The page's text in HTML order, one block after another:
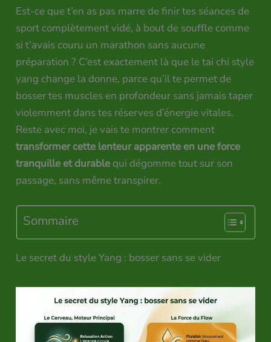
Est-ce que t’en as pas marre de finir tes séances de
sport complètement vidé, à bout de souffle comme
si t’avais couru un marathon sans aucune
préparation ? C’est exactement là que le tai chi style
yang change la donne, parce qu’il te permet de
bosser tes muscles en profondeur sans jamais taper
violemment dans tes réserves d’énergie vitales.
Reste avec moi, je vais te montrer comment
transformer cette lenteur apparente en une force
tranquille et durable qui dégomme tout sur son
passage, sans même transpirer.
Sommaire
Le secret du style Yang : bosser sans se vider